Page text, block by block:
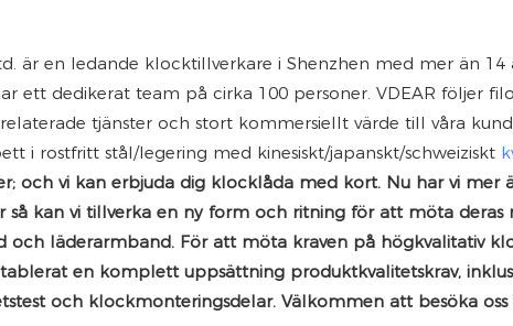
är en ledande klocktillverkare i Shenzhen med mer än
ett dedikerat team på cirka 100 personer. VDEAR följer
tjänster och stort kommersiellt värde till våra
i rostfritt stål/legering med kinesiskt/japanskt/schweiziskt
och vi kan erbjuda dig klocklåda med kort. Nu har vi
så kan vi tillverka en ny form och ritning för att möta
och läderarmband. För att möta kraven på högkvalitativ
en komplett uppsättning produktkvalitetskrav,
och klockmonteringsdelar. Välkommen att besöka